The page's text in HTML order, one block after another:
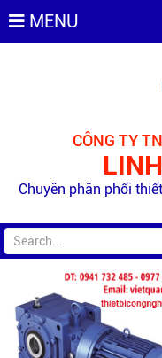
MENU
CÔNG TY
Chuyên phân phối